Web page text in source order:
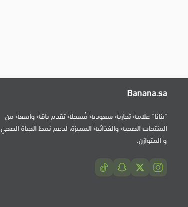
Banana.sa
"بنانا" علامة تجارية سعودية مُسجلة تقدم باقة واسعة من
المنتجات الصحية والغذائية المميزة، لدعم نمط الحياة الصحي
و المتوازن.